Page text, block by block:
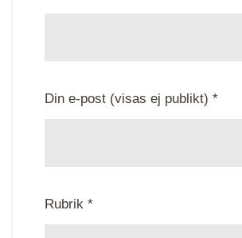
Din e-post (visas ej publikt) *
Rubrik *